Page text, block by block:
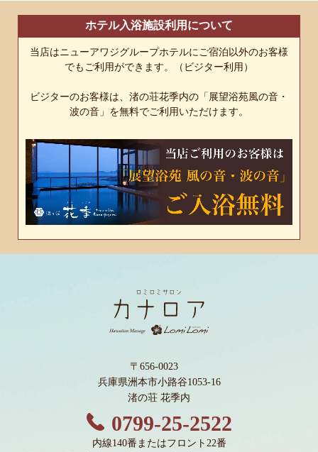
ホテル入浴施設利用について
当店はニューアワジグループホテルにご宿泊以外のお客様
でもご利用ができます。（ビジター利用）
ビジターのお客様は、渚の荘花季内の「展望浴苑風の音・
波の音」を無料でご利用いただけます。
〒656-0023
兵庫県洲本市小路谷1053-16
渚の荘 花季内
0799-25-2522
内線140番またはフロント22番